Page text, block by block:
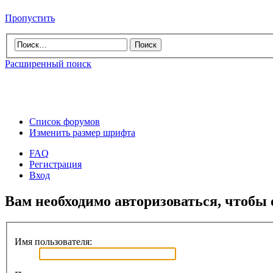
Пропустить
Расширенный поиск
Список форумов
Изменить размер шрифта
FAQ
Регистрация
Вход
Вам необходимо авторизоваться,
Имя пользователя: